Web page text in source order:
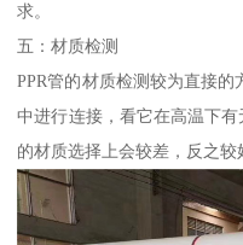
求。
五：材质检测
PPR管的材质检测较为直接
中进行连接，看它在高温下
的材质选择上会较差，反之较